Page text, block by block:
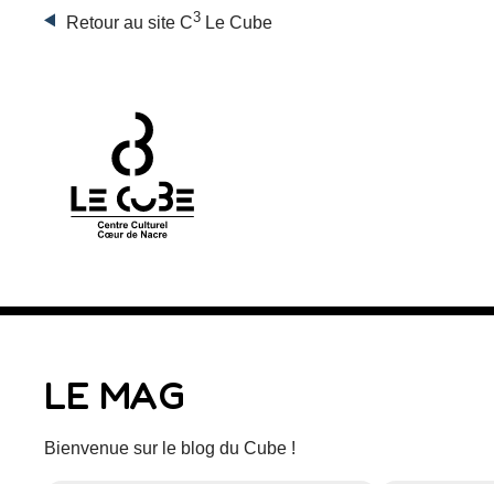
Retour au site C3 Le Cube
LE MAG
Bienvenue sur le blog du Cube !